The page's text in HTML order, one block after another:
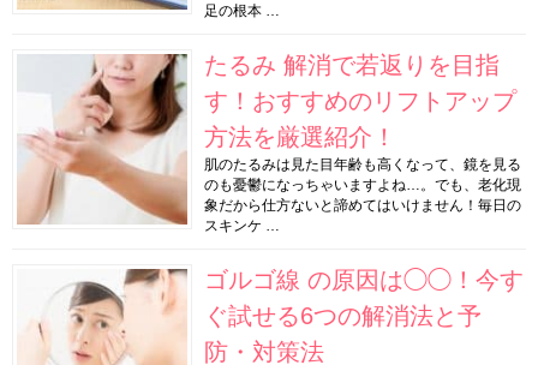
足の根本 …
たるみ 解消で若返りを目指
す！おすすめのリフトアップ
方法を厳選紹介！
肌のたるみは見た目年齢も高くなって、鏡を見る
のも憂鬱になっちゃいますよね…。でも、老化現
象だから仕方ないと諦めてはいけません！毎日の
スキンケ …
ゴルゴ線 の原因は◯◯！今す
ぐ試せる6つの解消法と予
防・対策法